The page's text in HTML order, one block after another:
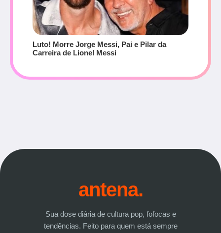
Luto! Morre Jorge Messi, Pai e Pilar da
Carreira de Lionel Messi
antena.
Sua dose diária de cultura pop, fofocas e
tendências. Feito para quem está sempre